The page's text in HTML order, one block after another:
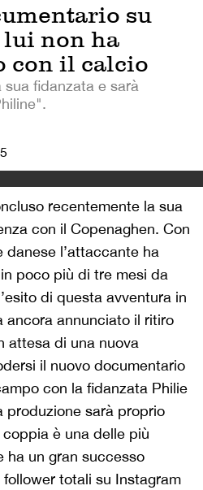
su
lui non ha
con il calcio
fidanzata e sarà
recentemente la sua
con il Copenaghen. Con
l’attaccante ha
poco più di tre mesi da
di questa avventura in
ancora annunciato il ritiro
attesa di una nuova
il nuovo documentario
con la fidanzata Philie
produzione sarà proprio
è una delle più
ha un gran successo
totali su Instagram